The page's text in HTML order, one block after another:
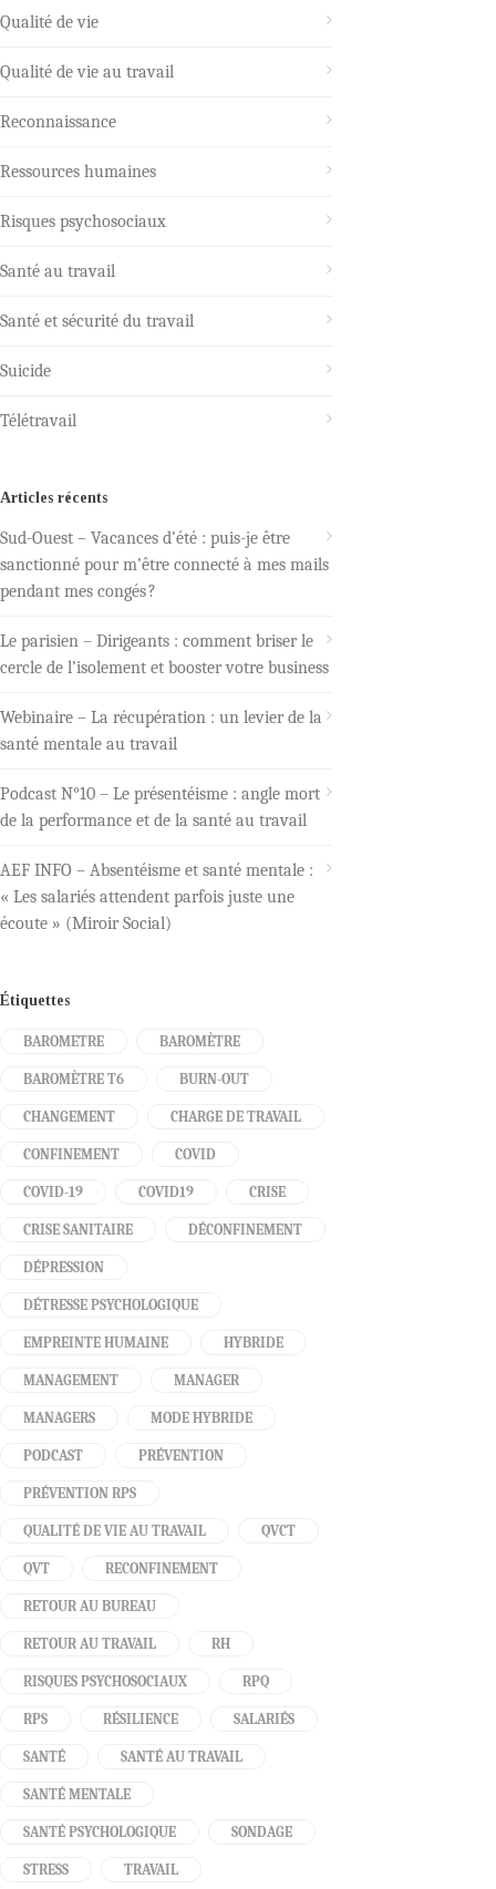
Qualité de vie
Qualité de vie au travail
Reconnaissance
Ressources humaines
Risques psychosociaux
Santé au travail
Santé et sécurité du travail
Suicide
Télétravail
Articles récents
Sud-Ouest – Vacances d’été : puis-je être
sanctionné pour m’être connecté à mes mails
pendant mes congés ?
Le parisien – Dirigeants : comment briser le
cercle de l’isolement et booster votre business
Webinaire – La récupération : un levier de la
santé mentale au travail
Podcast N°10 – Le présentéisme : angle mort
de la performance et de la santé au travail
AEF INFO – Absentéisme et santé mentale :
« Les salariés attendent parfois juste une
écoute » (Miroir Social)
Étiquettes
BAROMETRE BAROMÈTRE
BAROMÈTRE T6 BURN-OUT
CHANGEMENT CHARGE DE TRAVAIL
CONFINEMENT COVID
COVID-19 COVID19 CRISE
CRISE SANITAIRE DÉCONFINEMENT
DÉPRESSION
DÉTRESSE PSYCHOLOGIQUE
EMPREINTE HUMAINE HYBRIDE
MANAGEMENT MANAGER
MANAGERS MODE HYBRIDE
PODCAST PRÉVENTION
PRÉVENTION RPS
QUALITÉ DE VIE AU TRAVAIL QVCT
QVT RECONFINEMENT
RETOUR AU BUREAU
RETOUR AU TRAVAIL RH
RISQUES PSYCHOSOCIAUX RPQ
RPS RÉSILIENCE SALARIÉS
SANTÉ SANTÉ AU TRAVAIL
SANTÉ MENTALE
SANTÉ PSYCHOLOGIQUE SONDAGE
STRESS TRAVAIL